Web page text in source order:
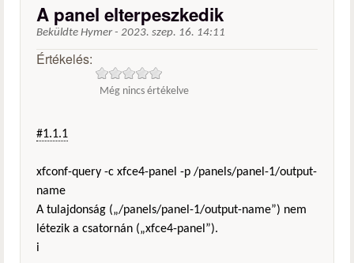
A panel elterpeszkedik
Beküldte Hymer- 2023. szep. 16. 14:11
Értékelés:
Még nincs értékelve
#1.1.1
xfconf-query -c xfce4-panel -p /panels/panel-1/output-
name
A tulajdonság („/panels/panel-1/output-name”) nem
létezik a csatornán („xfce4-panel”).
i